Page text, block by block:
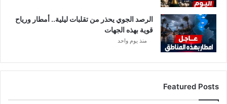
الرصد الجوي يحذر من تقلبات ليلية.. أمطار ورياح
قوية بهذه الجهات
منذ يوم واحد
Featured Posts